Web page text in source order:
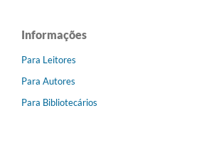
Informações
Para Leitores
Para Autores
Para Bibliotecários